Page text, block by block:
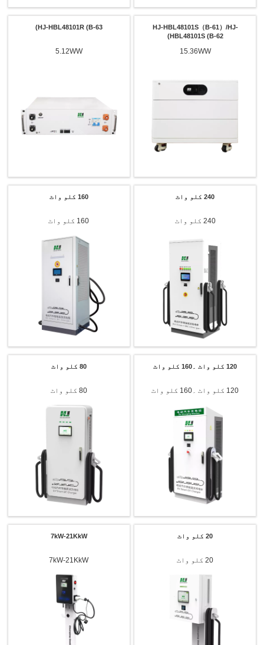
HJ-HBL48101S（B-61）/HJ-
HBL48101S (B-62)
15.36WW
HJ-HBL48101R (B-63)
5.12WW
240 کلو واٹ
240 کلو واٹ
160 کلو واٹ
160 کلو واٹ
120 کلو واٹ ۔160 کلو واٹ
120 کلو واٹ ۔160 کلو واٹ
80 کلو واٹ
80 کلو واٹ
20 کلو واٹ
20 کلو واٹ
7kW-21KkW
7kW-21KkW